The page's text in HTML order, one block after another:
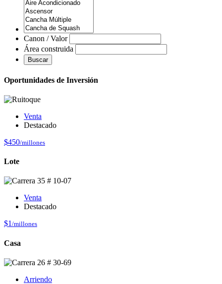
Canon / Valor
Área construida
Buscar
Oportunidades de Inversión
Venta
Destacado
$450/millones
Lote
Venta
Destacado
$1/millones
Casa
Arriendo